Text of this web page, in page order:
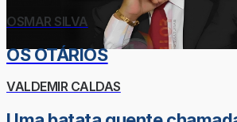
OSMAR SILVA
OS OTÁRIOS
VALDEMIR CALDAS